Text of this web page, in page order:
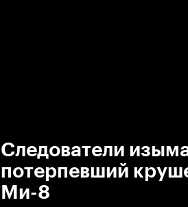
Следователи
потерпевший
Ми-8